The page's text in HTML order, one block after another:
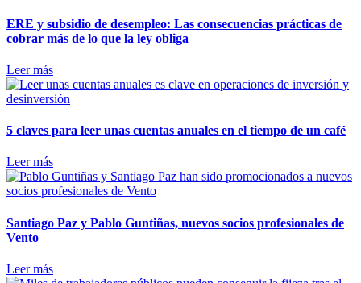
ERE y subsidio de desempleo: Las consecuencias prácticas de
cobrar más de lo que la ley obliga
Leer más
5 claves para leer unas cuentas anuales en el tiempo de un café
Leer más
Santiago Paz y Pablo Guntiñas, nuevos socios profesionales de
Vento
Leer más